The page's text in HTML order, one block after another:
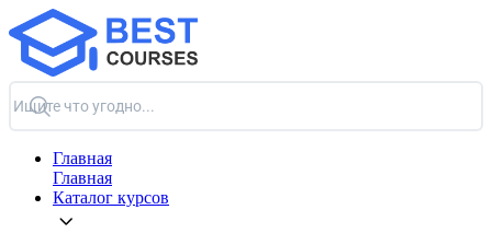
Главная
Главная
Каталог курсов